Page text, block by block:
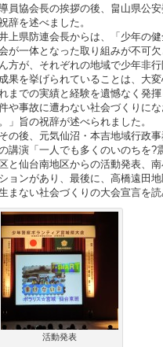
員協会長の挨拶の後、畠山県公
辞を述べました。
上県防連会長からは、「少年の
が一体となった取り組みが不可
方が、それぞれの地域で少年非
果を挙げられていることは、大
までの実績と経験を遺憾なく発
や事故に遭わない社会づくりに
」旨の祝辞が述べられました。
の後、元気仙沼・本吉地域行政
講演「一人でも多くのいのちを?
と仙台南地区からの活動発表、
ョンがあり、最後に、高橋遠田
まない社会づくりの大会宣言を
活動発表